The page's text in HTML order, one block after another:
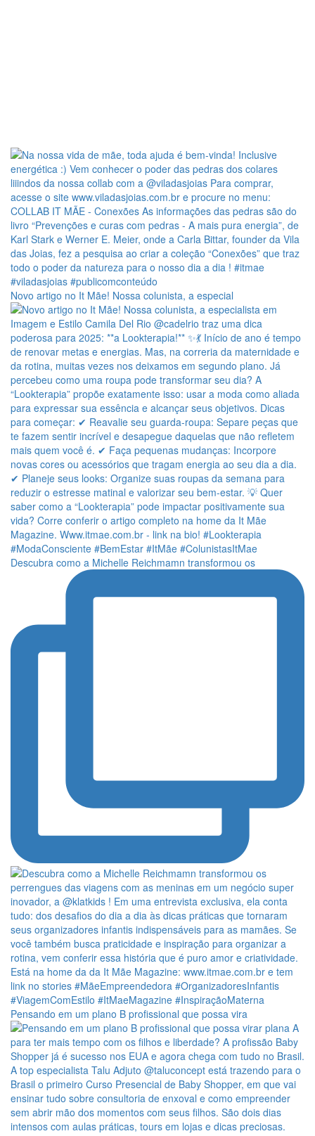
Novo artigo no It Mãe! Nossa colunista, a especial
Descubra como a Michelle Reichmamn transformou os
Pensando em um plano B profissional que possa vira